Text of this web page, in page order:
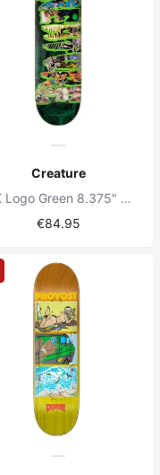
Creature
SBK Logo Green 8.375" Skateboard Deck
€84.95